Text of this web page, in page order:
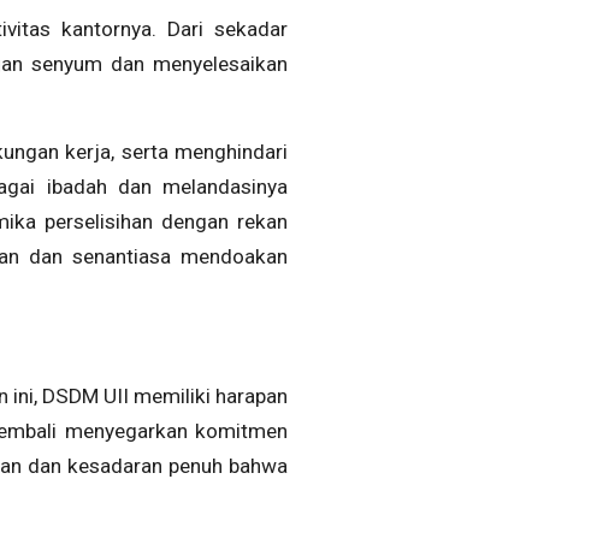
kantornya. Dari sekadar
senyum dan menyelesaikan
kerja, serta menghindari
ibadah dan melandasinya
perselisihan dengan rekan
dan senantiasa mendoakan
DSDM UII memiliki harapan
menyegarkan komitmen
dan kesadaran penuh bahwa